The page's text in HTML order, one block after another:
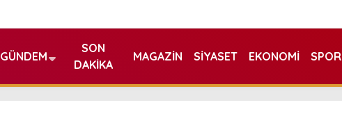
GÜNDEM
SON
DAKIKA
MAGAZIN SIYASET EKONOMI SPOR